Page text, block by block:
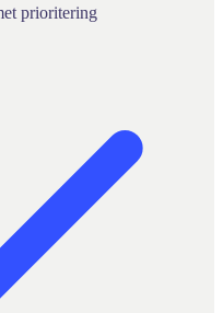
prioritering